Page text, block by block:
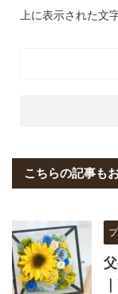
上に表示された文
こちらの記事も